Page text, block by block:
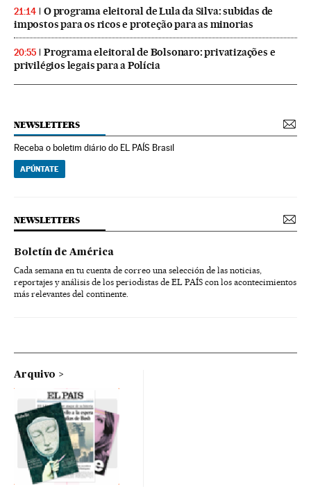
21:14
O programa eleitoral de Lula da Silva: subidas de
impostos para os ricos e proteção para as minorias
20:55
Programa eleitoral de Bolsonaro: privatizações e
privilégios legais para a Polícia
NEWSLETTERS
Receba o boletim diário do EL PAÍS Brasil
APÚNTATE
NEWSLETTERS
Boletín de América
Cada semana en tu cuenta de correo una selección de las noticias,
reportajes y análisis de los periodistas de EL PAÍS con los acontecimientos
más relevantes del continente.
Arquivo